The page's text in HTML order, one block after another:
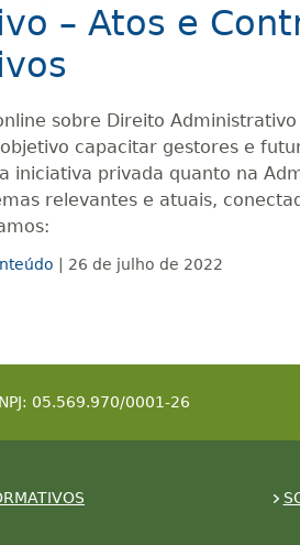
– Atos e
sobre Direito
capacitar gestores e
iniciativa privada quanto na
relevantes e atuais,
| 26 de julho de 2022
05.569.970/0001-26